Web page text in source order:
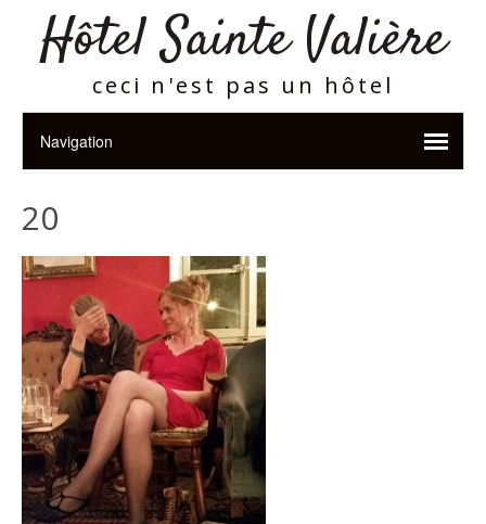
Hôtel Sainte Valière
ceci n'est pas un hôtel
20